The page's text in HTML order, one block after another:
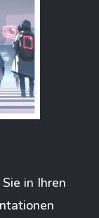
in Ihren